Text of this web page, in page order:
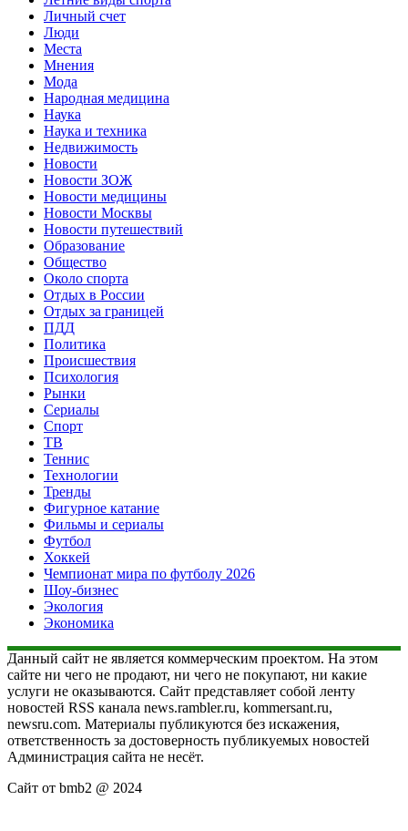
Личный счет
Люди
Места
Мнения
Мода
Народная медицина
Наука
Наука и техника
Недвижимость
Новости
Новости ЗОЖ
Новости медицины
Новости Москвы
Новости путешествий
Образование
Общество
Около спорта
Отдых в России
Отдых за границей
ПДД
Политика
Происшествия
Психология
Рынки
Сериалы
Спорт
ТВ
Теннис
Технологии
Тренды
Фигурное катание
Фильмы и сериалы
Футбол
Хоккей
Чемпионат мира по футболу 2026
Шоу-бизнес
Экология
Экономика
Данный сайт не является коммерческим проектом. На этом
сайте ни чего не продают, ни чего не покупают, ни какие
услуги не оказываются. Сайт представляет собой ленту
новостей RSS канала news.rambler.ru, kommersant.ru,
newsru.com. Материалы публикуются без искажения,
ответственность за достоверность публикуемых новостей
Администрация сайта не несёт.
Сайт от bmb2 @ 2024